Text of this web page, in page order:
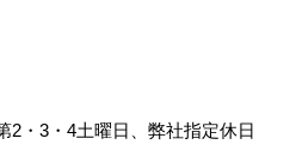
2・3・4土曜日、弊社指定休日